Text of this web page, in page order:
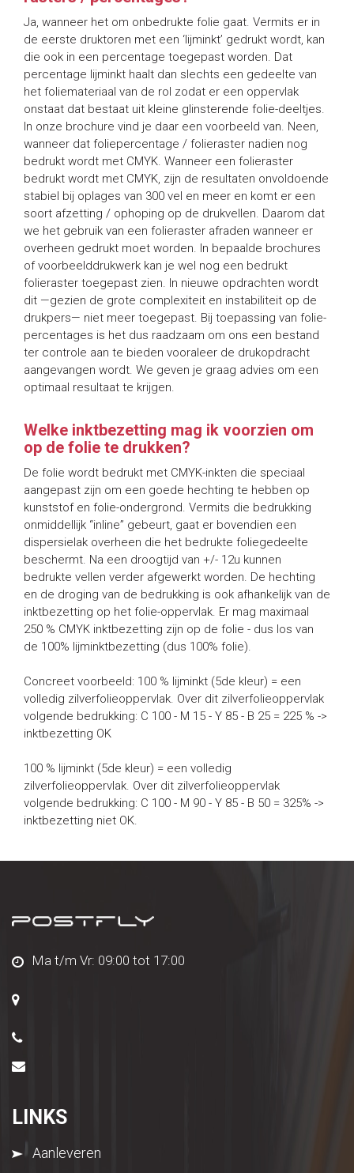
Ja, wanneer het om onbedrukte folie gaat. Vermits er in
de eerste druktoren met een ‘lijminkt’ gedrukt wordt, kan
die ook in een percentage toegepast worden. Dat
percentage lijminkt haalt dan slechts een gedeelte van
het foliemateriaal van de rol zodat er een oppervlak
onstaat dat bestaat uit kleine glinsterende folie-deeltjes.
In onze brochure vind je daar een voorbeeld van. Neen,
wanneer dat foliepercentage / folieraster nadien nog
bedrukt wordt met CMYK. Wanneer een folieraster
bedrukt wordt met CMYK, zijn de resultaten onvoldoende
stabiel bij oplages van 300 vel en meer en komt er een
soort afzetting / ophoping op de drukvellen. Daarom dat
we het gebruik van een folieraster afraden wanneer er
overheen gedrukt moet worden. In bepaalde brochures
of voorbeelddrukwerk kan je wel nog een bedrukt
folieraster toegepast zien. In nieuwe opdrachten wordt
dit —gezien de grote complexiteit en instabiliteit op de
drukpers— niet meer toegepast. Bij toepassing van folie-
percentages is het dus raadzaam om ons een bestand
ter controle aan te bieden vooraleer de drukopdracht
aangevangen wordt. We geven je graag advies om een
optimaal resultaat te krijgen.
Welke inktbezetting mag ik voorzien om
op de folie te drukken?
De folie wordt bedrukt met CMYK-inkten die speciaal
aangepast zijn om een goede hechting te hebben op
kunststof en folie-ondergrond. Vermits die bedrukking
onmiddellijk “inline” gebeurt, gaat er bovendien een
dispersielak overheen die het bedrukte foliegedeelte
beschermt. Na een droogtijd van +/- 12u kunnen
bedrukte vellen verder afgewerkt worden. De hechting
en de droging van de bedrukking is ook afhankelijk van de
inktbezetting op het folie-oppervlak. Er mag maximaal
250 % CMYK inktbezetting zijn op de folie - dus los van
de 100% lijminktbezetting (dus 100% folie).
Concreet voorbeeld: 100 % lijminkt (5de kleur) = een
volledig zilverfolieoppervlak. Over dit zilverfolieoppervlak
volgende bedrukking: C 100 - M 15 - Y 85 - B 25 = 225 % ->
inktbezetting OK
100 % lijminkt (5de kleur) = een volledig
zilverfolieoppervlak. Over dit zilverfolieoppervlak
volgende bedrukking: C 100 - M 90 - Y 85 - B 50 = 325% ->
inktbezetting niet OK.
Ma t/m Vr: 09:00 tot 17:00
LINKS
Aanleveren